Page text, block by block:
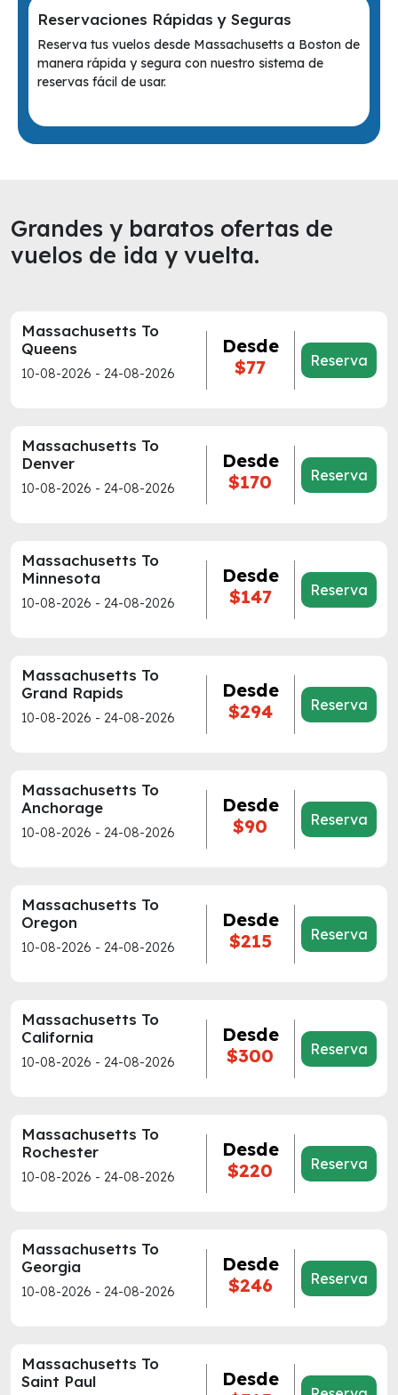
Reservaciones Rápidas y Seguras
Reserva tus vuelos desde Massachusetts a Boston de
manera rápida y segura con nuestro sistema de
reservas fácil de usar.
Grandes y baratos ofertas de
vuelos de ida y vuelta.
Massachusetts To
Queens
10-08-2026 - 24-08-2026
Desde
$77
Reserva
Massachusetts To
Denver
10-08-2026 - 24-08-2026
Desde
$170
Reserva
Massachusetts To
Minnesota
10-08-2026 - 24-08-2026
Desde
$147
Reserva
Massachusetts To
Grand Rapids
10-08-2026 - 24-08-2026
Desde
$294
Reserva
Massachusetts To
Anchorage
10-08-2026 - 24-08-2026
Desde
$90
Reserva
Massachusetts To
Oregon
10-08-2026 - 24-08-2026
Desde
$215
Reserva
Massachusetts To
California
10-08-2026 - 24-08-2026
Desde
$300
Reserva
Massachusetts To
Rochester
10-08-2026 - 24-08-2026
Desde
$220
Reserva
Massachusetts To
Georgia
10-08-2026 - 24-08-2026
Desde
$246
Reserva
Massachusetts To
Saint Paul
Desde